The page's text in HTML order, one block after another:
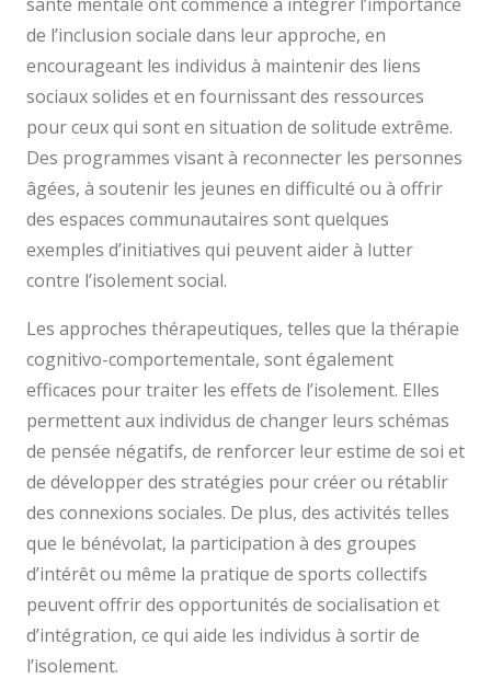
de l’inclusion sociale dans leur approche, en
encourageant les individus à maintenir des liens
sociaux solides et en fournissant des ressources
pour ceux qui sont en situation de solitude extrême.
Des programmes visant à reconnecter les personnes
âgées, à soutenir les jeunes en difficulté ou à offrir
des espaces communautaires sont quelques
exemples d’initiatives qui peuvent aider à lutter
contre l’isolement social.
Les approches thérapeutiques, telles que la thérapie
cognitivo-comportementale, sont également
efficaces pour traiter les effets de l’isolement. Elles
permettent aux individus de changer leurs schémas
de pensée négatifs, de renforcer leur estime de soi et
de développer des stratégies pour créer ou rétablir
des connexions sociales. De plus, des activités telles
que le bénévolat, la participation à des groupes
d’intérêt ou même la pratique de sports collectifs
peuvent offrir des opportunités de socialisation et
d’intégration, ce qui aide les individus à sortir de
l’isolement.